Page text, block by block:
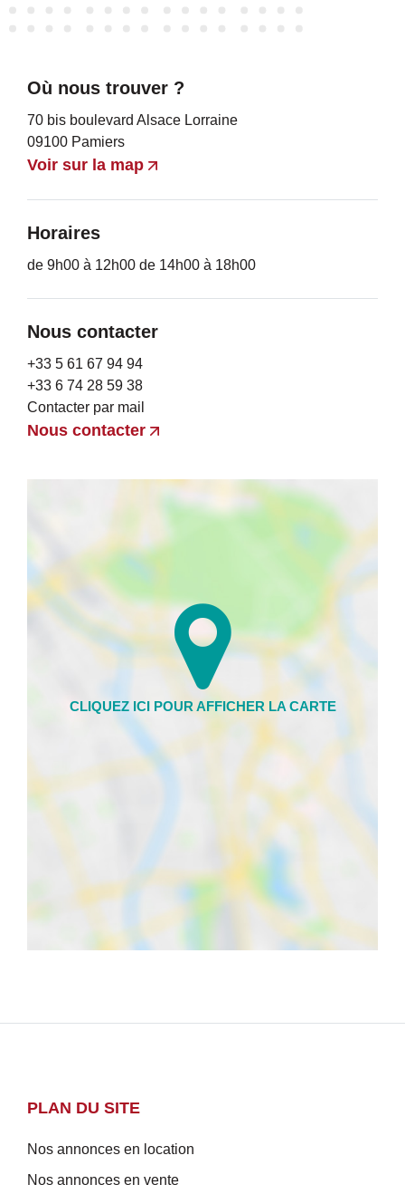
Où nous trouver ?
70 bis boulevard Alsace Lorraine
09100 Pamiers
Voir sur la map
Horaires
de 9h00 à 12h00 de 14h00 à 18h00
Nous contacter
+33 5 61 67 94 94
+33 6 74 28 59 38
Contacter par mail
Nous contacter
PLAN DU SITE
Nos annonces en location
Nos annonces en vente